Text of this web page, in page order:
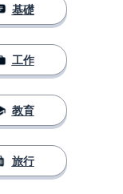
基礎
工作
教育
旅行